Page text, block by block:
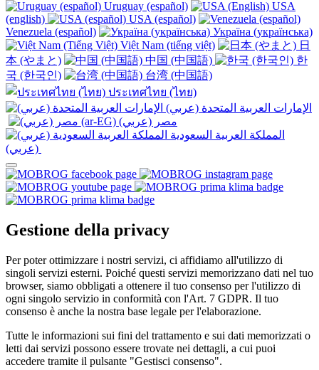
Uruguay (español)
USA
(english)
USA (español)
Venezuela (español)
Україна (українська)
Việt Nam (tiếng việt)
日
本 (やまと)
中国 (中国語)
한
국 (한국인)
台湾 (中国語)
ประเทศไทย (ไทย)
Gestione della privacy
Per poter ottimizzare i nostri servizi, ci affidiamo all'utilizzo di
singoli servizi esterni. Poiché questi servizi memorizzano dati nel tuo
browser, siamo obbligati a ottenere il tuo consenso per l'utilizzo di
ogni singolo servizio in conformità con l'Art. 7 GDPR. Il tuo
consenso è anche la nostra base legale per l'elaborazione.
Tutte le informazioni sui fini del trattamento e sui dati memorizzati o
letti dai servizi possono essere trovate nei dettagli, a cui puoi
accedere tramite il pulsante "Gestisci consenso".